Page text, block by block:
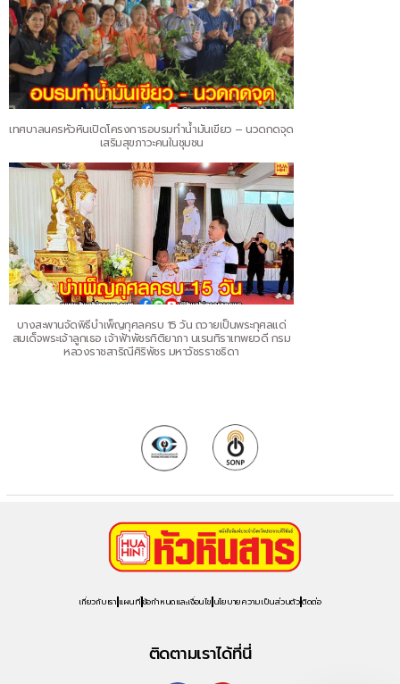
เทศบาลนครหัวหินเปิดโครงการอบรมทำน้ำมันเขียว – นวดกดจุด
เสริมสุขภาวะคนในชุมชน
บางสะพานจัดพิธีบำเพ็ญกุศลครบ 15 วัน ถวายเป็นพระกุศลแด่
สมเด็จพระเจ้าลูกเธอ เจ้าฟ้าพัชรกิติยาภา นเรนทิราเทพยวดี กรม
หลวงราชสาริณีศิริพัชร มหาวัชรราชธิดา
เกี่ยวกับเรา แผนที่ ข้อกำหนดและเงื่อนไข นโยบายความเป็นส่วนตัวติดต่อ
ติดตามเราได้ที่นี่